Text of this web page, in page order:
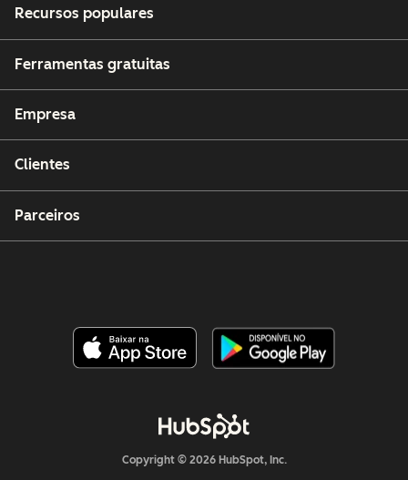
Recursos populares
Ferramentas gratuitas
Empresa
Clientes
Parceiros
Copyright © 2026 HubSpot, Inc.